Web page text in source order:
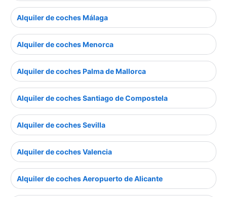
Alquiler de coches Málaga
Alquiler de coches Menorca
Alquiler de coches Palma de Mallorca
Alquiler de coches Santiago de Compostela
Alquiler de coches Sevilla
Alquiler de coches Valencia
Alquiler de coches Aeropuerto de Alicante